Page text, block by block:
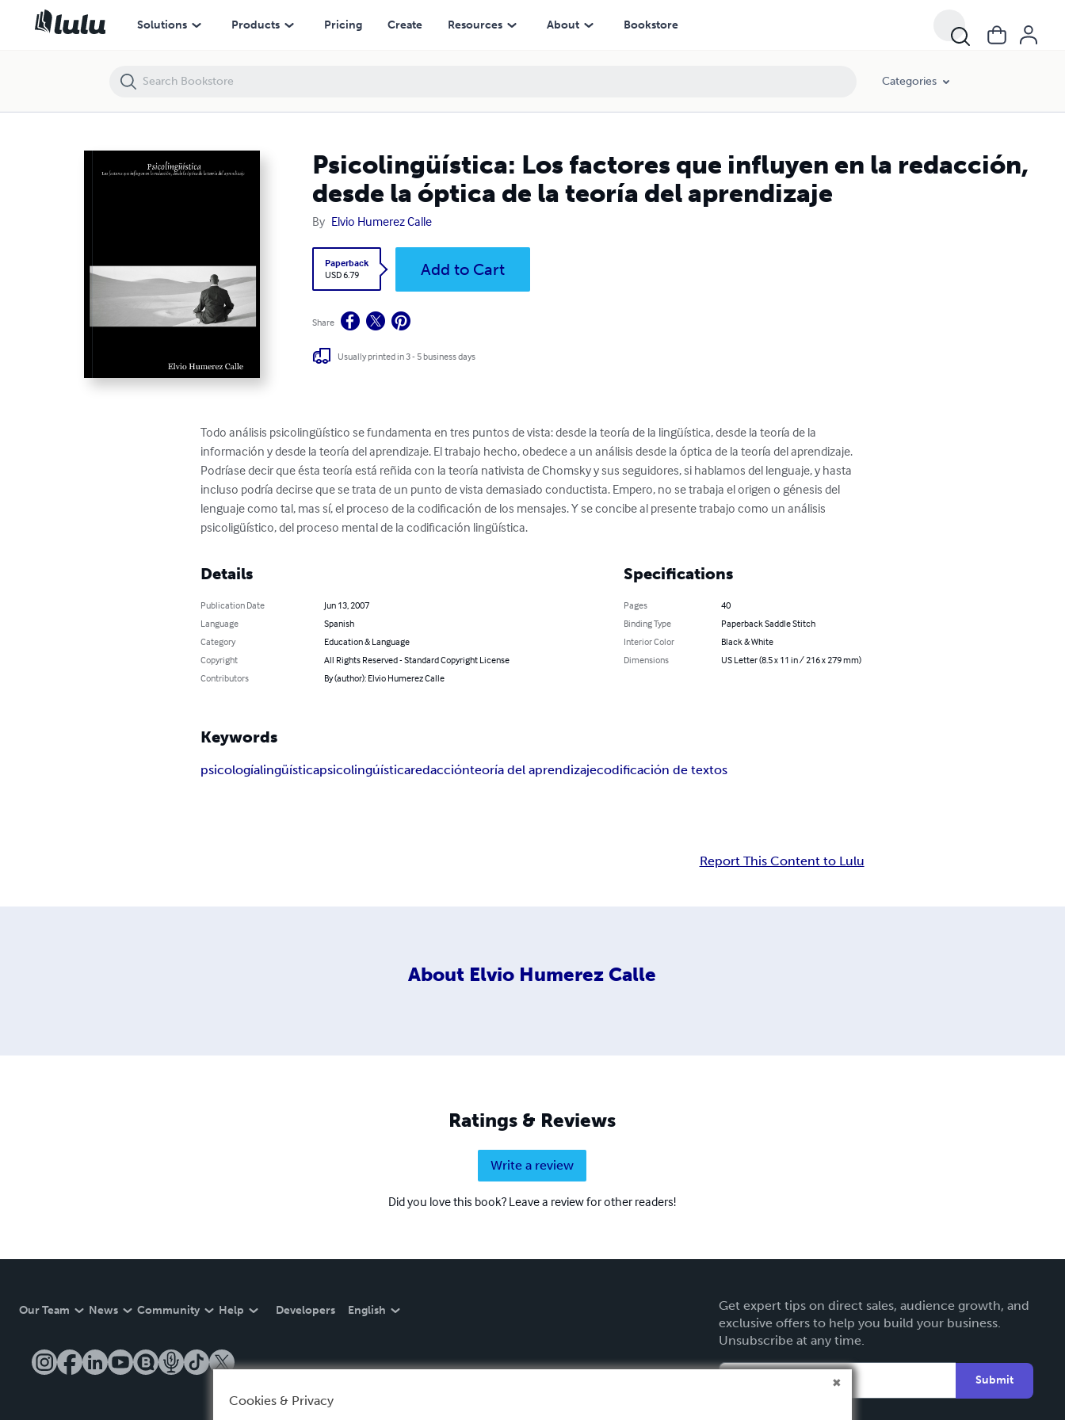
Solutions Products Pricing Create Resources About Bookstore
Categories
Psicolingüística: Los factores que influyen en la redacción,
desde la óptica de la teoría del aprendizaje
By Elvio Humerez Calle
Paperback
USD 6.79
Add to Cart
Share
Usually printed in 3 - 5 business days
Todo análisis psicolingüístico se fundamenta en tres puntos de vista: desde la teoría de la lingüística, desde la teoría de la
información y desde la teoría del aprendizaje. El trabajo hecho, obedece a un análisis desde la óptica de la teoría del aprendizaje.
Podríase decir que ésta teoría está reñida con la teoría nativista de Chomsky y sus seguidores, si hablamos del lenguaje, y hasta
incluso podría decirse que se trata de un punto de vista demasiado conductista. Empero, no se trabaja el origen o génesis del
lenguaje como tal, mas sí, el proceso de la codificación de los mensajes. Y se concibe al presente trabajo como un análisis
psicoligüístico, del proceso mental de la codificación lingüística.
Details
Publication Date
Jun 13, 2007
Language
Spanish
Category
Education & Language
Copyright
All Rights Reserved - Standard Copyright License
Contributors
By (author): Elvio Humerez Calle
Specifications
Pages
40
Binding Type
Paperback Saddle Stitch
Interior Color
Black & White
Dimensions
US Letter (8.5 x 11 in / 216 x 279 mm)
Keywords
psicologíalingüísticapsicolingúísticaredacciónteoría del aprendizajecodificación de textos
Report This Content to Lulu
About Elvio Humerez Calle
Ratings & Reviews
Write a review
Did you love this book? Leave a review for other readers!
Our Team News Community Help Developers English
Get expert tips on direct sales, audience growth, and
exclusive offers to help you build your business.
Unsubscribe at any time.
Submit
Psicolingüística: Los factores que influyen en la redacción, desde la óptica de la teoría del aprendizaje
Cookies & Privacy